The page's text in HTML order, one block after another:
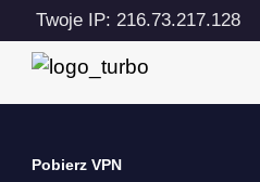
Twoje IP: 216.73.217.128
Pobierz VPN